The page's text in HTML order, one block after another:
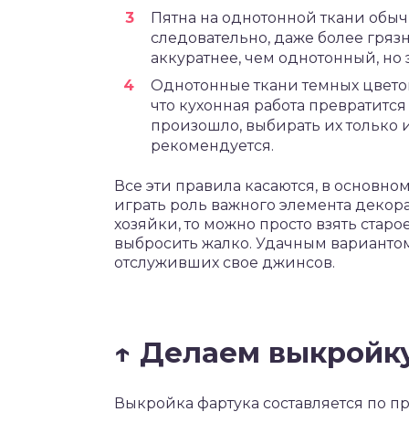
Пятна на однотонной ткани
следовательно, даже более
аккуратнее, чем однотонный, но
Однотонные ткани темных
что кухонная работа
произошло, выбирать их только
рекомендуется.
Все эти правила касаются, в
играть роль важного элемента
хозяйки, то можно просто взять
выбросить жалко. Удачным
отслуживших свое джинсов.
↑ Делаем
Выкройка фартука составляется по